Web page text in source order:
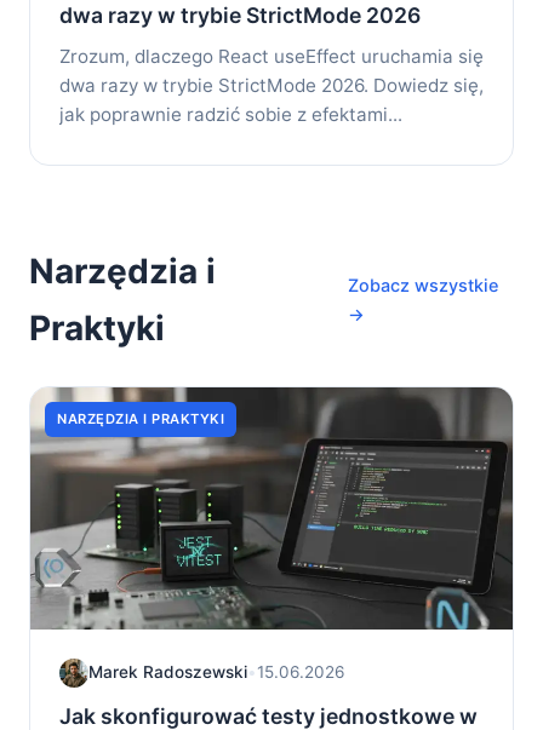
dwa razy w trybie StrictMode 2026
Zrozum, dlaczego React useEffect uruchamia się
dwa razy w trybie StrictMode 2026. Dowiedz się,
jak poprawnie radzić sobie z efektami...
Narzędzia i
Praktyki
Zobacz wszystkie
→
NARZĘDZIA I PRAKTYKI
Marek Radoszewski•15.06.2026
Jak skonfigurować testy jednostkowe w